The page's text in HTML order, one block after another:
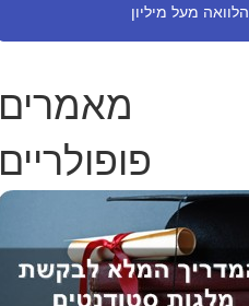
הלוואה מעל מיליון
מאמרים
פופולריים